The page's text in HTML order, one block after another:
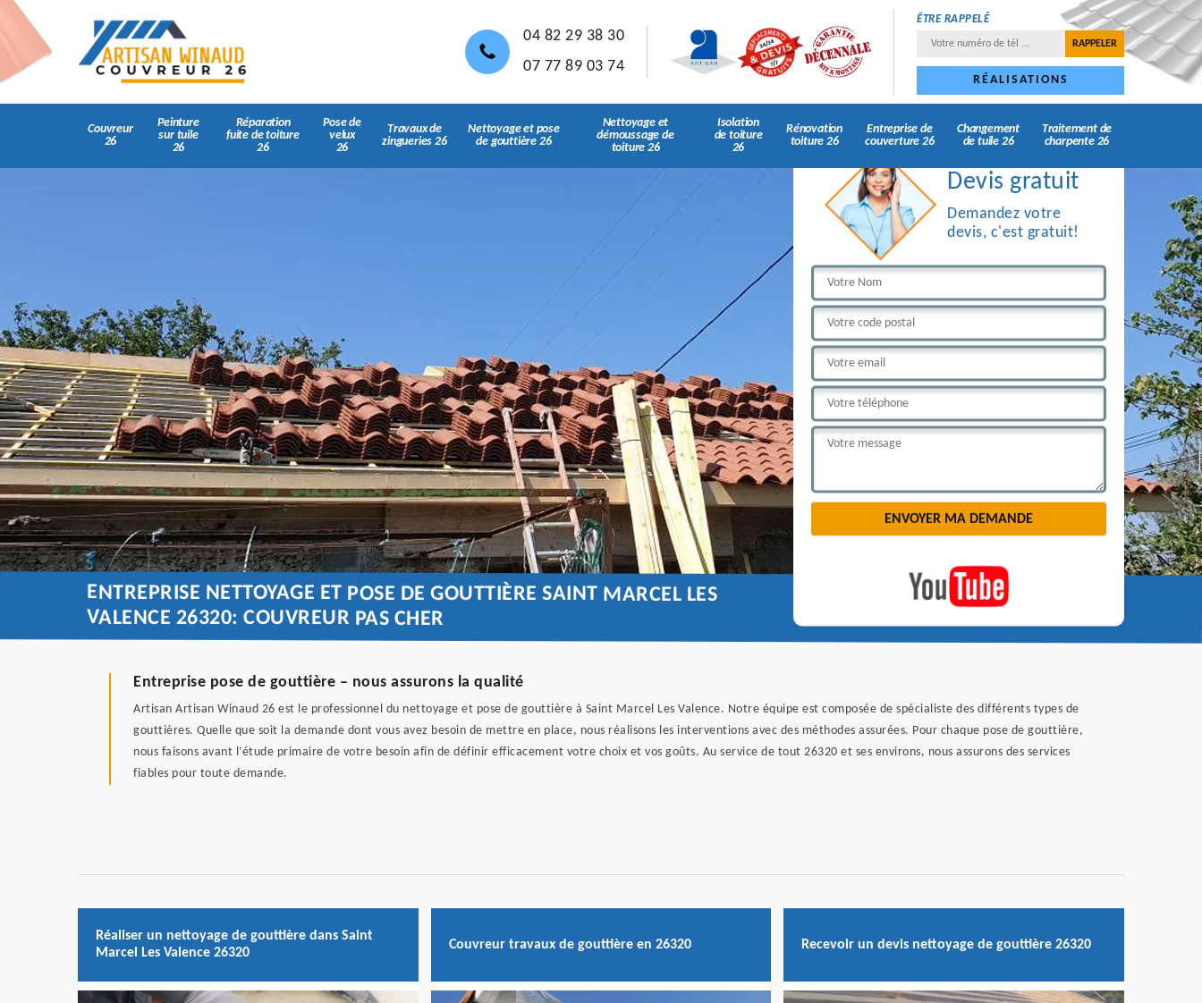
04 82 29 38 30
07 77 89 03 74
ÊTRE RAPPELÉ
RÉALISATIONS
Couvreur
26
Peinture
sur tuile
26
Réparation
fuite de toiture
26
Pose de
velux
26
Travaux de
zingueries 26
Nettoyage et pose
de gouttière 26
Nettoyage et
démoussage de
toiture 26
Isolation
de toiture
26
Rénovation
toiture 26
Entreprise de
couverture 26
Changement
de tuile 26
Traitement de
charpente 26
Devis gratuit
Demandez votre
devis, c'est gratuit!
ENTREPRISE NETTOYAGE ET POSE DE GOUTTIÈRE SAINT MARCEL LES
VALENCE 26320: COUVREUR PAS CHER
Entreprise pose de gouttière – nous assurons la qualité
Artisan Artisan Winaud 26 est le professionnel du nettoyage et pose de gouttière à Saint Marcel Les Valence. Notre équipe est composée de spécialiste des différents types de
gouttières. Quelle que soit la demande dont vous avez besoin de mettre en place, nous réalisons les interventions avec des méthodes assurées. Pour chaque pose de gouttière,
nous faisons avant l’étude primaire de votre besoin afin de définir efficacement votre choix et vos goûts. Au service de tout 26320 et ses environs, nous assurons des services
fiables pour toute demande.
Réaliser un nettoyage de gouttière dans Saint
Marcel Les Valence 26320
Couvreur travaux de gouttière en 26320 Recevoir un devis nettoyage de gouttière 26320